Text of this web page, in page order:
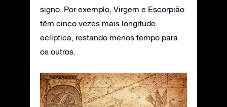
signo. Por exemplo, Virgem e Escorpião
têm cinco vezes mais longitude
eclíptica, restando menos tempo para
os outros.